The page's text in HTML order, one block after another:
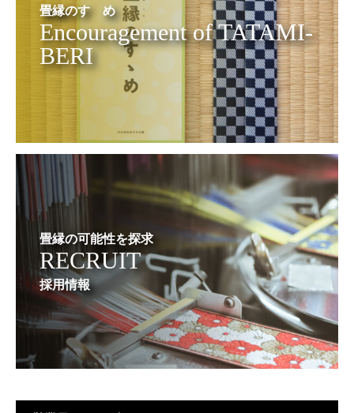
畳縁のすゝめ
Encouragement of TATAMI-
BERI
畳縁の可能性を探求
RECRUIT
採用情報